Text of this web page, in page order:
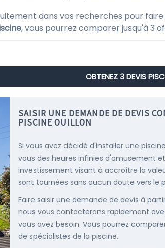
dans vos recherches pour faire
, vous pourrez comparer jusqu'à 3
OBTENEZ 3 DEVIS
SAISIR UNE DEMANDE DE DEVIS
PISCINE OUILLON
Si vous avez décidé d'installer une
vous des heures infinies d'amusement
investissement visant à accroître la
sont tournées sans aucun doute vers le
Faire saisir une demande de devis à
nous vous contacterons rapidement
vous avez besoin. Vous pourrez
de spécialistes de la piscine.